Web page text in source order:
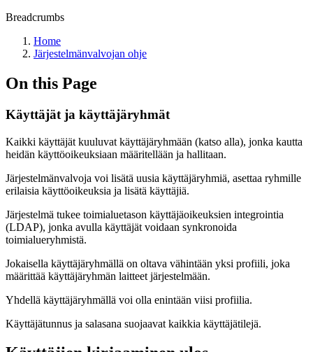
Breadcrumbs
Home
Järjestelmänvalvojan ohje
On this Page
Käyttäjät ja käyttäjäryhmät
Kaikki käyttäjät kuuluvat käyttäjäryhmään (katso alla), jonka kautta
heidän käyttöoikeuksiaan määritellään ja hallitaan.
Järjestelmänvalvoja voi lisätä uusia käyttäjäryhmiä, asettaa ryhmille
erilaisia käyttöoikeuksia ja lisätä käyttäjiä.
Järjestelmä tukee toimialuetason käyttäjäoikeuksien integrointia
(LDAP), jonka avulla käyttäjät voidaan synkronoida
toimialueryhmistä.
Jokaisella käyttäjäryhmällä on oltava vähintään yksi profiili, joka
määrittää käyttäjäryhmän laitteet järjestelmään.
Yhdellä käyttäjäryhmällä voi olla enintään viisi profiilia.
Käyttäjätunnus ja salasana suojaavat kaikkia käyttäjätilejä.